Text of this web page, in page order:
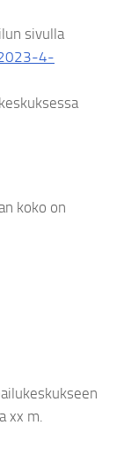
sivulla
4-
koko on
xx m.